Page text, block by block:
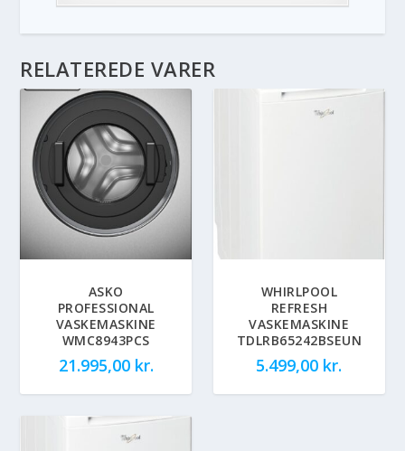
RELATEREDE VARER
ASKO
PROFESSIONAL
VASKEMASKINE
WMC8943PCS
21.995,00 kr.
WHIRLPOOL
REFRESH
VASKEMASKINE
TDLRB65242BSEUN
5.499,00 kr.